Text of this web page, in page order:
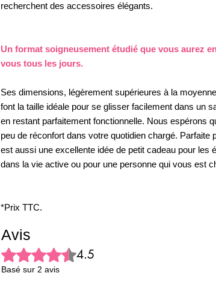
recherchent des accessoires élégants.
Un format soigneusement étudié que vous aurez
vous tous les jours.
Ses dimensions, légèrement supérieures à la
font la taille idéale pour se glisser facilement dans un
en restant parfaitement fonctionnelle. Nous espérons
peu de réconfort dans votre quotidien chargé. Parfaite
est aussi une excellente idée de petit cadeau pour les
dans la vie active ou pour une personne qui vous est
*Prix TTC.
Avis
Noté 4,5 sur 5. 4.5
Basé sur 2 avis